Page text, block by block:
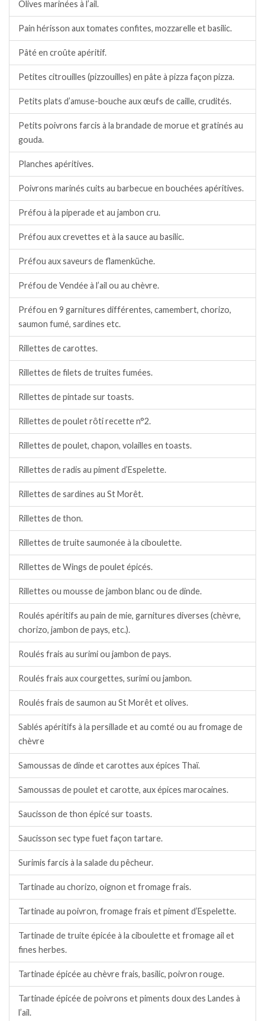
Olives marinées à l’ail.
Pain hérisson aux tomates confites, mozzarelle et basilic.
Pâté en croûte apéritif.
Petites citrouilles (pizzouilles) en pâte à pizza façon pizza.
Petits plats d’amuse-bouche aux œufs de caille, crudités.
Petits poivrons farcis à la brandade de morue et gratinés au
gouda.
Planches apéritives.
Poivrons marinés cuits au barbecue en bouchées apéritives.
Préfou à la piperade et au jambon cru.
Préfou aux crevettes et à la sauce au basilic.
Préfou aux saveurs de flamenküche.
Préfou de Vendée à l’ail ou au chèvre.
Préfou en 9 garnitures différentes, camembert, chorizo,
saumon fumé, sardines etc.
Rillettes de carottes.
Rillettes de filets de truites fumées.
Rillettes de pintade sur toasts.
Rillettes de poulet rôti recette n°2.
Rillettes de poulet, chapon, volailles en toasts.
Rillettes de radis au piment d’Espelette.
Rillettes de sardines au St Morêt.
Rillettes de thon.
Rillettes de truite saumonée à la ciboulette.
Rillettes de Wings de poulet épicés.
Rillettes ou mousse de jambon blanc ou de dinde.
Roulés apéritifs au pain de mie, garnitures diverses (chèvre,
chorizo, jambon de pays, etc.).
Roulés frais au surimi ou jambon de pays.
Roulés frais aux courgettes, surimi ou jambon.
Roulés frais de saumon au St Morêt et olives.
Sablés apéritifs à la persillade et au comté ou au fromage de
chèvre
Samoussas de dinde et carottes aux épices Thaï.
Samoussas de poulet et carotte, aux épices marocaines.
Saucisson de thon épicé sur toasts.
Saucisson sec type fuet façon tartare.
Surimis farcis à la salade du pêcheur.
Tartinade au chorizo, oignon et fromage frais.
Tartinade au poivron, fromage frais et piment d’Espelette.
Tartinade de truite épicée à la ciboulette et fromage ail et
fines herbes.
Tartinade épicée au chèvre frais, basilic, poivron rouge.
Tartinade épicée de poivrons et piments doux des Landes à
l’ail.